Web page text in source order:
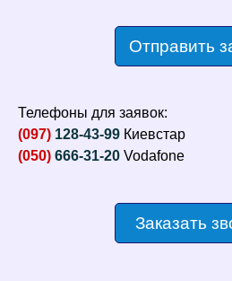
Отправить
Телефоны для заявок:
(097) 128-43-99 Киевстар
(050) 666-31-20 Vodafone
Заказать